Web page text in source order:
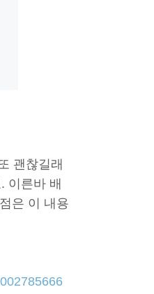
괜찮길래
이른바 배
은 이 내용